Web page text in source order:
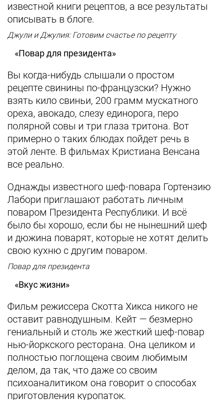
известной книги рецептов, а все результаты
описывать в блоге.
Джули и Джулия: Готовим счастье по рецепту
«Повар для президента»
Вы когда-нибудь слышали о простом
рецепте свинины по-французски? Нужно
взять кило свиньи, 200 грамм мускатного
ореха, авокадо, слезу единорога, перо
полярной совы и три глаза тритона. Вот
примерно о таких блюдах пойдет речь в
этой ленте. В фильмах Кристиана Венсана
все реально.
Однажды известного шеф-повара Гортензию
Лабори приглашают работать личным
поваром Президента Республики. И всё
было бы хорошо, если бы не нынешний шеф
и дюжина поварят, которые не хотят делить
свою кухню с другим поваром.
Повар для президента
«Вкус жизни»
Фильм режиссера Скотта Хикса никого не
оставит равнодушным. Кейт — безмерно
гениальный и столь же жесткий шеф-повар
нью-йоркского ресторана. Она целиком и
полностью поглощена своим любимым
делом, да так, что даже со своим
психоаналитиком она говорит о способах
приготовления куропаток.